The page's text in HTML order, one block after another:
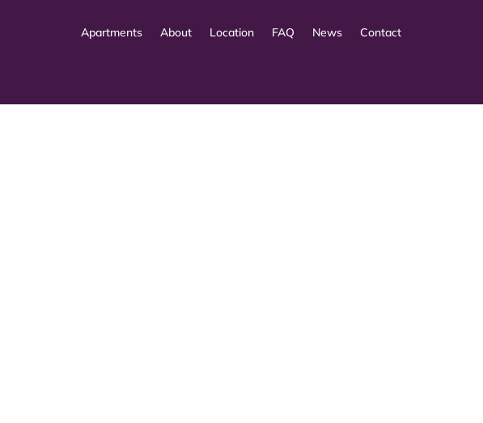
Apartments About Location FAQ News Contact